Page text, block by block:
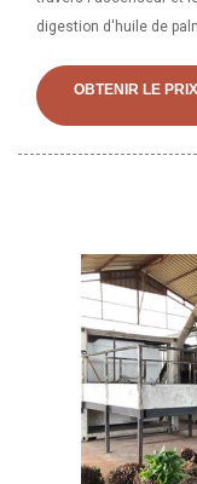
digestion d'huile de
formé à partir de l'huile
protéines de
OBTENIR LE PRIX